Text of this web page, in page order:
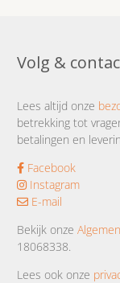
Volg &
Lees altijd onze
betrekking tot
betalingen en
Facebook
Instagram
E-mail
Bekijk onze
18068338.
Lees ook onze